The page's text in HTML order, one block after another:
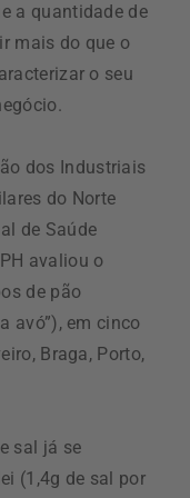
a quantidade de
mais do que o
o seu
dos Industriais
do Norte
de Saúde
avaliou o
de pão
avó”), em cinco
Braga, Porto,
sal já se
(1,4g de sal por